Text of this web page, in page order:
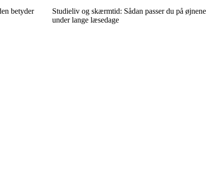
betyder
Studieliv og skærmtid: Sådan passer du på øjnene
under lange læsedage